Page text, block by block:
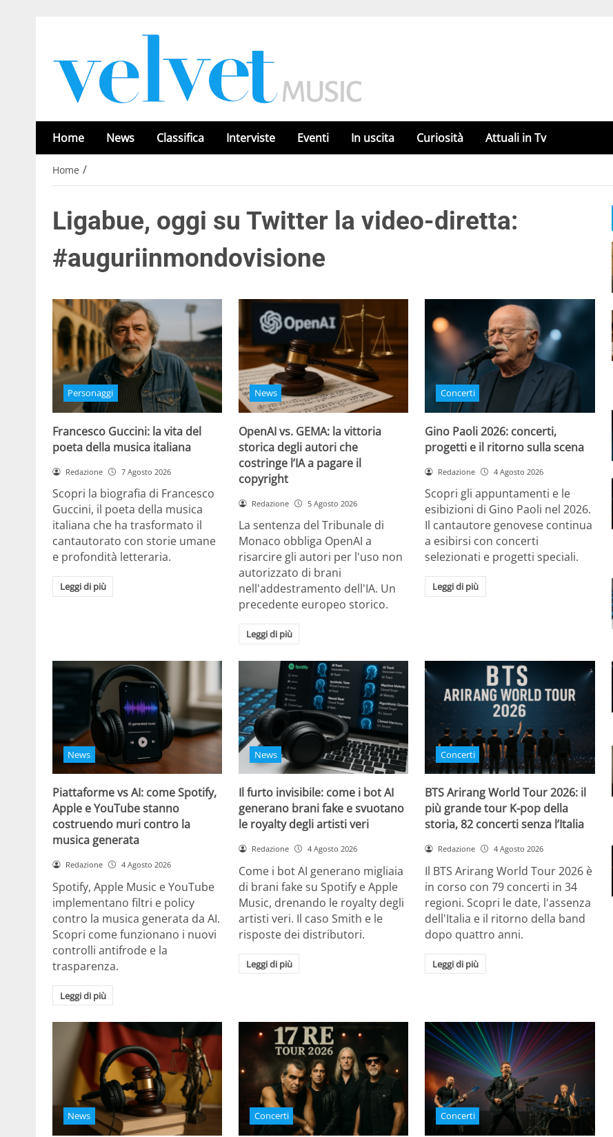
Home News Classifica Interviste Eventi In uscita Curiosità Attuali in Tv
Home /
Ligabue, oggi su Twitter la video-diretta:
#auguriinmondovisione
Personaggi
Francesco Guccini: la vita del
poeta della musica italiana
Redazione 7 Agosto 2026
Scopri la biografia di Francesco
Guccini, il poeta della musica
italiana che ha trasformato il
cantautorato con storie umane
e profondità letteraria.
Leggi di più
News
OpenAI vs. GEMA: la vittoria
storica degli autori che
costringe l’IA a pagare il
copyright
Redazione 5 Agosto 2026
La sentenza del Tribunale di
Monaco obbliga OpenAI a
risarcire gli autori per l'uso non
autorizzato di brani
nell'addestramento dell'IA. Un
precedente europeo storico.
Leggi di più
Concerti
Gino Paoli 2026: concerti,
progetti e il ritorno sulla scena
Redazione 4 Agosto 2026
Scopri gli appuntamenti e le
esibizioni di Gino Paoli nel 2026.
Il cantautore genovese continua
a esibirsi con concerti
selezionati e progetti speciali.
Leggi di più
News
Piattaforme vs AI: come Spotify,
Apple e YouTube stanno
costruendo muri contro la
musica generata
Redazione 4 Agosto 2026
Spotify, Apple Music e YouTube
implementano filtri e policy
contro la musica generata da AI.
Scopri come funzionano i nuovi
controlli antifrode e la
trasparenza.
Leggi di più
News
Il furto invisibile: come i bot AI
generano brani fake e svuotano
le royalty degli artisti veri
Redazione 4 Agosto 2026
Come i bot AI generano migliaia
di brani fake su Spotify e Apple
Music, drenando le royalty degli
artisti veri. Il caso Smith e le
risposte dei distributori.
Leggi di più
Concerti
BTS Arirang World Tour 2026: il
più grande tour K-pop della
storia, 82 concerti senza l’Italia
Redazione 4 Agosto 2026
Il BTS Arirang World Tour 2026 è
in corso con 79 concerti in 34
regioni. Scopri le date, l'assenza
dell'Italia e il ritorno della band
dopo quattro anni.
Leggi di più
News Concerti Concerti